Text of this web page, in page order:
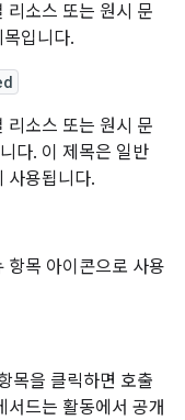
리소스 또는 원시 문
입니다.
리소스 또는 원시 문
다. 이 제목은 일반
사용됩니다.
항목 아이콘으로 사용
목을 클릭하면 호출
서드는 활동에서 공개